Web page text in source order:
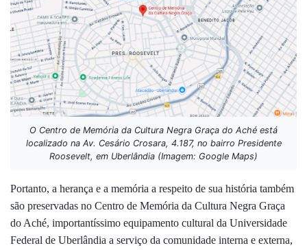
O Centro de Memória da Cultura Negra Graça do Aché está
localizado na Av. Cesário Crosara, 4.187, no bairro Presidente
Roosevelt, em Uberlândia (Imagem: Google Maps)
Portanto, a herança e a memória a respeito de sua história também
são preservadas no Centro de Memória da Cultura Negra Graça
do Aché, importantíssimo equipamento cultural da Universidade
Federal de Uberlândia a serviço da comunidade interna e externa,